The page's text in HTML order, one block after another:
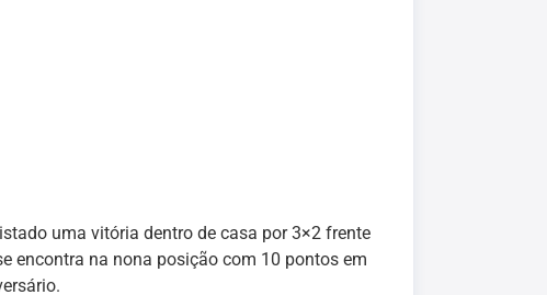
uma vitória dentro de casa por 3×2 frente
encontra na nona posição com 10 pontos em